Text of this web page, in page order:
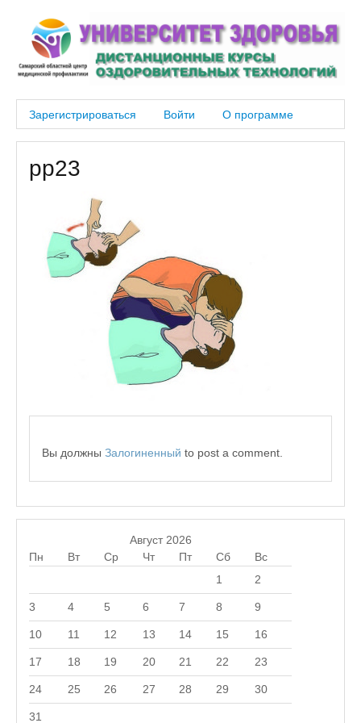
Зарегистрироваться Войти О программе
pp23
Вы должны Залогиненный to post a comment.
Август 2026
Пн
Вт Ср Чт Пт Сб
Вс
1
2
3 4 5 6 7 8 9
10 11 12 13 14 15 16
17 18 19 20 21 22 23
24 25 26 27 28 29 30
31